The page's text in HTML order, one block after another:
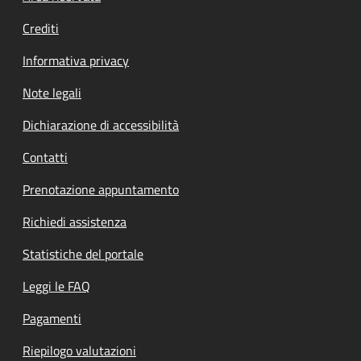
Crediti
Informativa privacy
Note legali
Dichiarazione di accessibilità
Contatti
Prenotazione appuntamento
Richiedi assistenza
Statistiche del portale
Leggi le FAQ
Pagamenti
Riepilogo valutazioni